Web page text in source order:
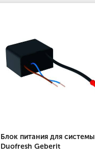
Блок питания для системы
Duofresh Geberit